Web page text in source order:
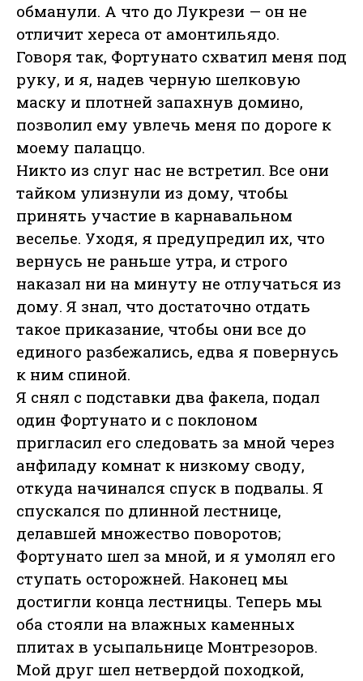
обманули. А что до Лукрези — он не
отличит хереса от амонтильядо.
Говоря так, Фортунато схватил меня под
руку, и я, надев черную шелковую
маску и плотней запахнув домино,
позволил ему увлечь меня по дороге к
моему палаццо.
Никто из слуг нас не встретил. Все они
тайком улизнули из дому, чтобы
принять участие в карнавальном
веселье. Уходя, я предупредил их, что
вернусь не раньше утра, и строго
наказал ни на минуту не отлучаться из
дому. Я знал, что достаточно отдать
такое приказание, чтобы они все до
единого разбежались, едва я повернусь
к ним спиной.
Я снял с подставки два факела, подал
один Фортунато и с поклоном
пригласил его следовать за мной через
анфиладу комнат к низкому своду,
откуда начинался спуск в подвалы. Я
спускался по длинной лестнице,
делавшей множество поворотов;
Фортунато шел за мной, и я умолял его
ступать осторожней. Наконец мы
достигли конца лестницы. Теперь мы
оба стояли на влажных каменных
плитах в усыпальнице Монтрезоров.
Мой друг шел нетвердой походкой,